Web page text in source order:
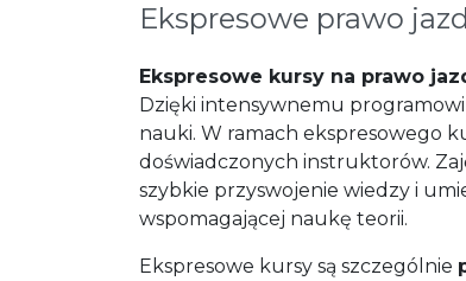
Ekspresowe prawo
Ekspresowe kursy na prawo
Dzięki intensywnemu
nauki. W ramach ekspresowego
doświadczonych instruktorów.
szybkie przyswojenie wiedzy i
wspomagającej naukę teorii.
Ekspresowe kursy są szczególnie